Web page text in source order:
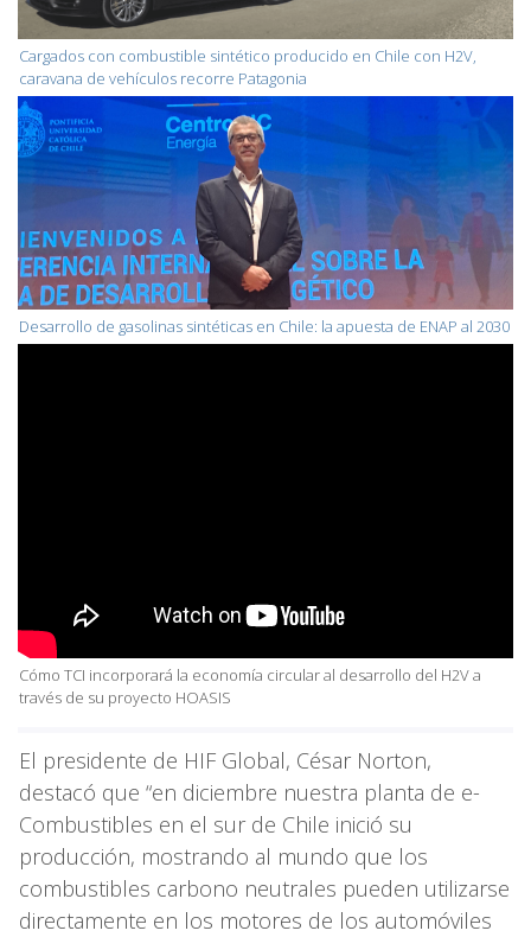
Cargados con combustible sintético producido en Chile con H2V,
caravana de vehículos recorre Patagonia
Desarrollo de gasolinas sintéticas en Chile: la apuesta de ENAP al 2030
Cómo TCI incorporará la economía circular al desarrollo del H2V a
través de su proyecto HOASIS
El presidente de HIF Global, César Norton,
destacó que “en diciembre nuestra planta de e-
Combustibles en el sur de Chile inició su
producción, mostrando al mundo que los
combustibles carbono neutrales pueden utilizarse
directamente en los motores de los automóviles